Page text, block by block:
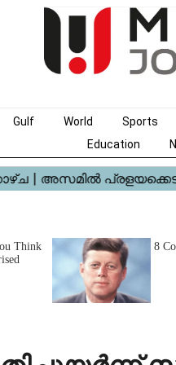
Gulf World Sports
Education